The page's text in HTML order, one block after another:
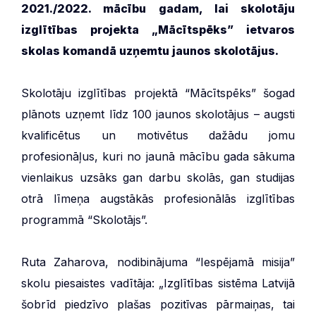
2021./2022. mācību gadam, lai skolotāju
izglītības projekta „Mācītspēks” ietvaros
skolas komandā uzņemtu jaunos skolotājus.
Skolotāju izglītības projektā “Mācītspēks” šogad
plānots uzņemt līdz 100 jaunos skolotājus – augsti
kvalificētus un motivētus dažādu jomu
profesionāļus, kuri no jaunā mācību gada sākuma
vienlaikus uzsāks gan darbu skolās, gan studijas
otrā līmeņa augstākās profesionālās izglītības
programmā “Skolotājs”.
Ruta Zaharova, nodibinājuma “Iespējamā misija”
skolu piesaistes vadītāja: „Izglītības sistēma Latvijā
šobrīd piedzīvo plašas pozitīvas pārmaiņas, tai